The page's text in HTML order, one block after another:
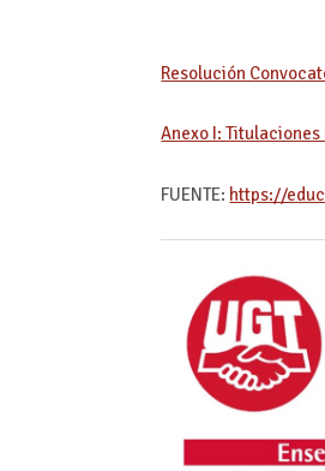
Resolución
Anexo I:
FUENTE: https://